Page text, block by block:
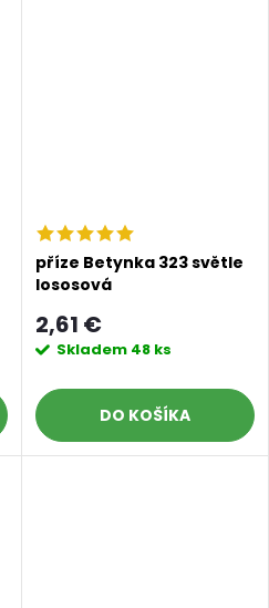
příze Betynka 323 světle
lososová
2,61 €
Skladem 48 ks
DO KOŠÍKA